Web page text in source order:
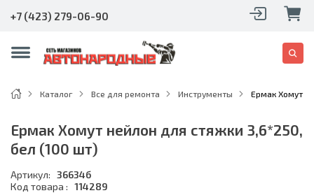
+7 (423) 279-06-90
Каталог Все для ремонта Инструменты Ермак Хомут
Ермак Хомут нейлон для стяжки 3,6*250,
бел (100 шт)
Артикул: 36634б
Код товара : 114289